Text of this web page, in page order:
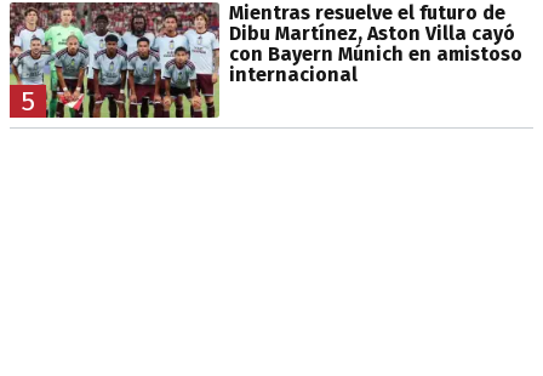
5
Mientras resuelve el futuro de
Dibu Martínez, Aston Villa cayó
con Bayern Múnich en amistoso
internacional